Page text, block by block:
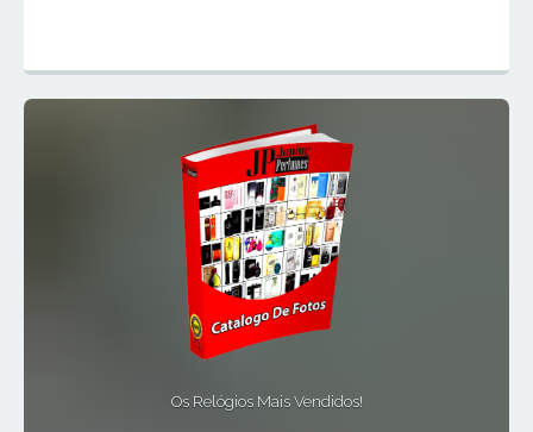
Os Relógios Mais Vendidos!